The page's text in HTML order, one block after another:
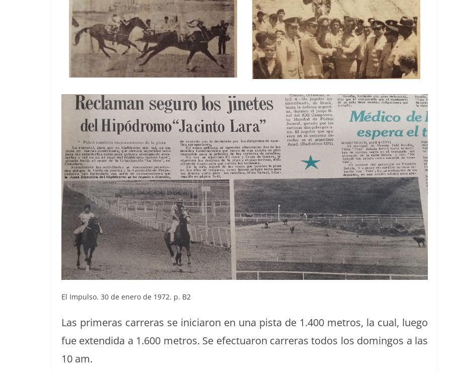
El Impul­so. 30 de enero de 1972. p. B2
Las primeras car­reras se ini­cia­ron en una pista de 1.400 met­ros, la cual, luego
fue exten­di­da a 1.600 met­ros. Se efec­tu­aron car­reras todos los domin­gos a las
10 am.